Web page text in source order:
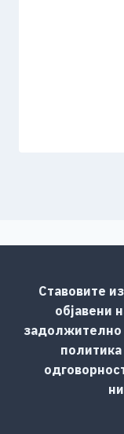
Ставовите
објавени
задолжително
политика